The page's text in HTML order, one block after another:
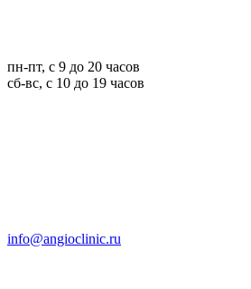
пн-пт, с 9 до 20 часов
сб-вс, с 10 до 19 часов
info@angioclinic.ru